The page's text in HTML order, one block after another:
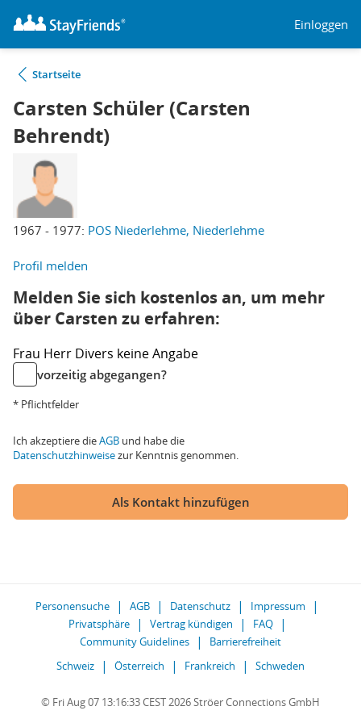
Einloggen
Startseite
Carsten Schüler (Carsten
Behrendt)
1967 - 1977: POS Niederlehme, Niederlehme
Profil melden
Melden Sie sich kostenlos an, um mehr
über Carsten zu erfahren:
Frau Herr Divers keine Angabe
vorzeitig abgegangen?
* Pflichtfelder
Ich akzeptiere dieAGB und habe die
Datenschutzhinweisezur Kenntnis genommen.
Als Kontakt hinzufügen
Personensuche AGB Datenschutz
Impressum
Privatsphäre
Vertrag kündigen
FAQ
Community Guidelines
Barrierefreiheit
Schweiz
Österreich Frankreich Schweden
© Fri Aug 07 13:16:33 CEST 2026 Ströer Connections GmbH